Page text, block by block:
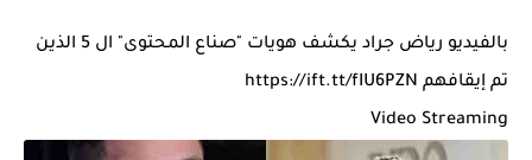
بالفيديو رياض جراد يكشف هويات "صناع المحتوى" ال 5 الذين
تم إيقافهم https://ift.tt/fIU6PZN
Video Streaming